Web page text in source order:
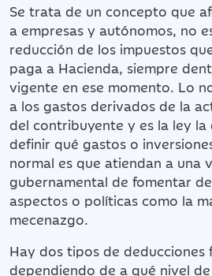
Se trata de un concepto que
a empresas y autónomos, no
reducción de los impuestos
paga a Hacienda, siempre
vigente en ese momento. Lo
a los gastos derivados de la
del contribuyente y es la ley la
definir qué gastos o
normal es que atiendan a una
gubernamental de fomentar
aspectos o políticas como la
mecenazgo.
Hay dos tipos de deducciones
dependiendo de a qué nivel